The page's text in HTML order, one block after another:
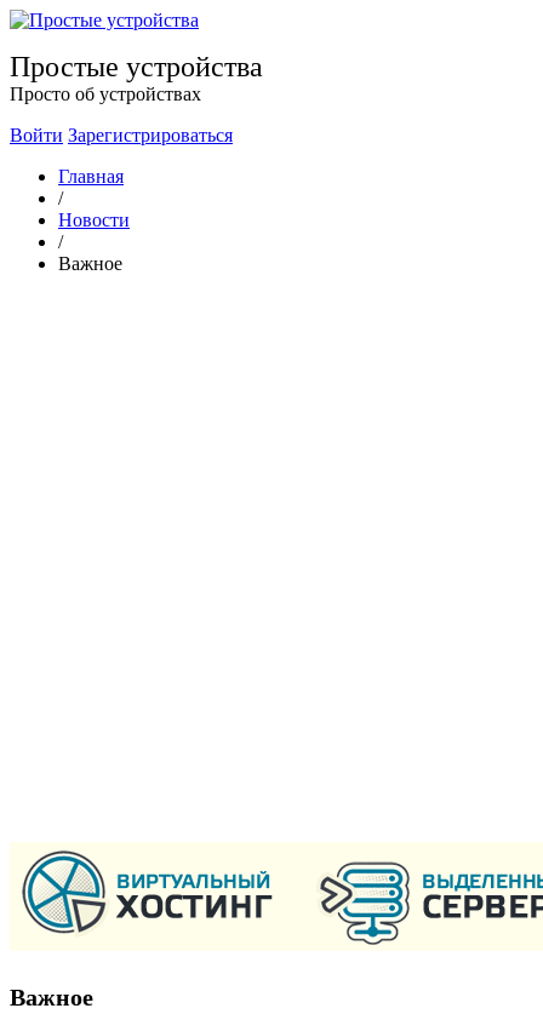
Простые устройства
Просто об устройствах
Войти Зарегистрироваться
Главная
/
Новости
/
Важное
Важное